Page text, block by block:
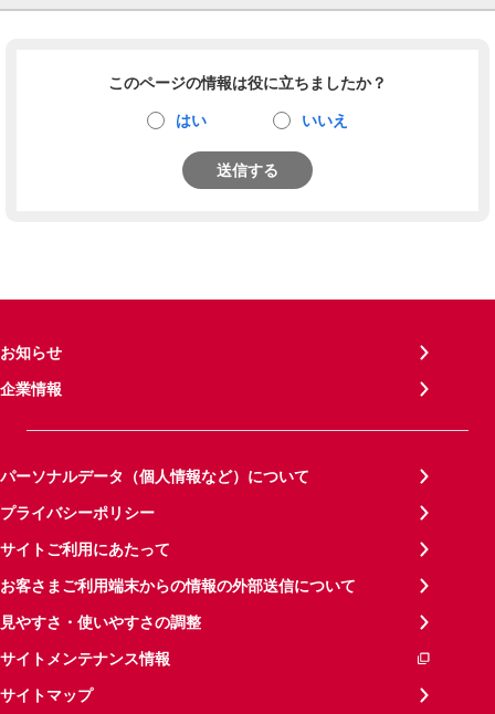
このページの情報は役に立ちましたか？
はい いいえ
送信する
お知らせ
企業情報
パーソナルデータ（個人情報など）について
プライバシーポリシー
サイトご利用にあたって
お客さまご利用端末からの情報の外部送信について
見やすさ・使いやすさの調整
サイトメンテナンス情報
サイトマップ